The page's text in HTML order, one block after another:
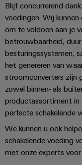
Oplossingen
voor
de
uitdagingen
van
Machines
Oplossingen
de
diverse
sectoren
van
en
IoT
en
state-
relais
en
Voedingen
Elektronica
Bliksem-
en
en/of
PSIRT
Technische
gegevens
Technische
en
webinars
de
vakpers
Onze
partners
Distributie
IIoT
and
Partner
Blijf concurrerend
voedingen. Wij
om te voldoen aan je
betrouwbaarheid,
besturingssystemen,
het genereren van
stroomconverters zijn
zowel binnen- als
productassortiment in
perfecte schakelende
We kunnen u ook
schakelende voeding
met onze experts